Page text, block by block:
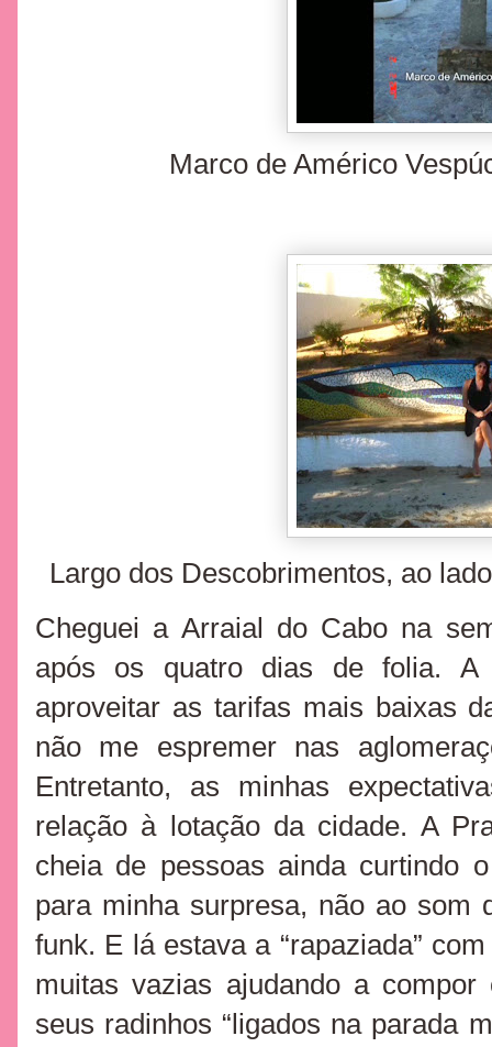
Marco de Américo
Largo dos Descobrimentos, ao
Cheguei a Arraial do Cabo na
após os quatro dias de folia. A
aproveitar as tarifas mais baixas
não me espremer nas
Entretanto, as minhas
relação à lotação da cidade. A
cheia de pessoas ainda curtindo
para minha surpresa, não ao som
funk. E lá estava a “rapaziada”
muitas vazias ajudando a
seus radinhos “ligados na parada